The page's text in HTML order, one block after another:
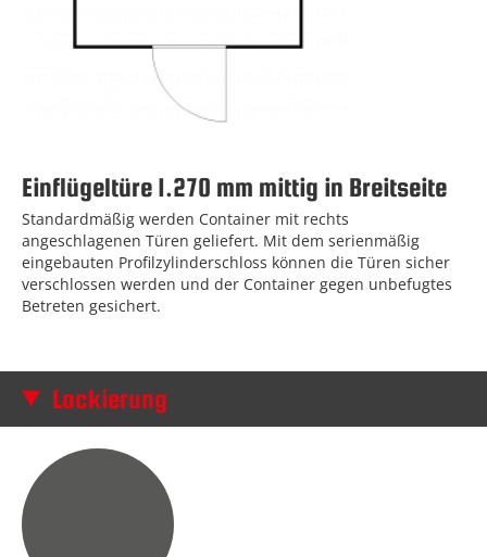
Einflügeltüre 1.270 mm mittig in Breitseite
Standardmäßig werden Container mit rechts
angeschlagenen Türen geliefert. Mit dem serienmäßig
eingebauten Profilzylinderschloss können die Türen sicher
verschlossen werden und der Container gegen unbefugtes
Betreten gesichert.
Lackierung